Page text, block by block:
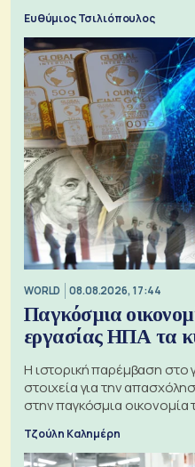
Ευθύμιος Τσιλιόπουλος
WORLD 08.08.2026, 17:44
Παγκόσμια
εργασίας ΗΠΑ τα
Η ιστορική παρέμβαση στο
στοιχεία για την
στην παγκόσμια
Τζούλη Καλημέρη